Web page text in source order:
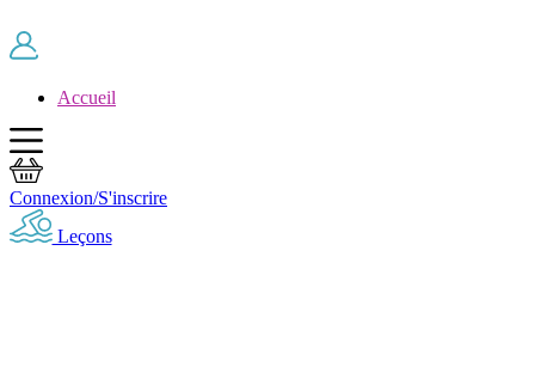
Accueil
Connexion/S'inscrire
Leçons